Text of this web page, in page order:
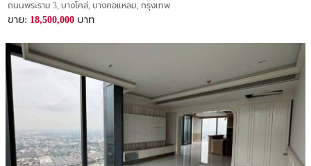
ถนนพระราม 3, บางโคล่, บางคอแหลม, กรุงเทพ
ขาย: 18,500,000 บาท